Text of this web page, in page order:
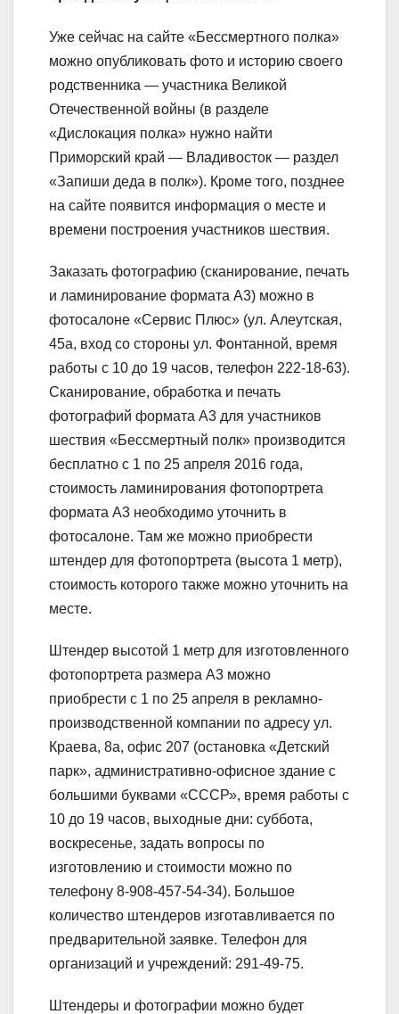
Уже сейчас на сайте «Бессмертного полка»
можно опубликовать фото и историю своего
родственника — участника Великой
Отечественной войны (в разделе
«Дислокация полка» нужно найти
Приморский край — Владивосток — раздел
«Запиши деда в полк»). Кроме того, позднее
на сайте появится информация о месте и
времени построения участников шествия.
Заказать фотографию (сканирование, печать
и ламинирование формата А3) можно в
фотосалоне «Сервис Плюс» (ул. Алеутская,
45а, вход со стороны ул. Фонтанной, время
работы с 10 до 19 часов, телефон 222-18-63).
Cканирование, обработка и печать
фотографий формата А3 для участников
шествия «Бессмертный полк» производится
бесплатно с 1 по 25 апреля 2016 года,
стоимость ламинирования фотопортрета
формата А3 необходимо уточнить в
фотосалоне. Там же можно приобрести
штендер для фотопортрета (высота 1 метр),
стоимость которого также можно уточнить на
месте.
Штендер высотой 1 метр для изготовленного
фотопортрета размера А3 можно
приобрести с 1 по 25 апреля в рекламно-
производственной компании по адресу ул.
Краева, 8а, офис 207 (остановка «Детский
парк», административно-офисное здание с
большими буквами «СССР», время работы с
10 до 19 часов, выходные дни: суббота,
воскресенье, задать вопросы по
изготовлению и стоимости можно по
телефону 8-908-457-54-34). Большое
количество штендеров изготавливается по
предварительной заявке. Телефон для
организаций и учреждений: 291-49-75.
Штендеры и фотографии можно будет